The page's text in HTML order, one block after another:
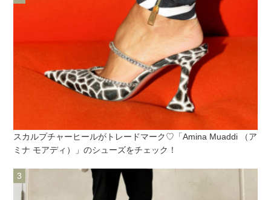
スカルプチャーヒールがトレードマーク♡「Amina Muaddi （ア
ミナ モアディ）」のシューズをチェック！